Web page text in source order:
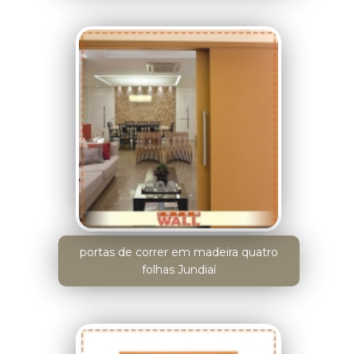
portas de correr em madeira quatro
folhas Jundiaí